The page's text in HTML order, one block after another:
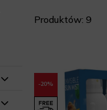
Produktów: 9
-20%